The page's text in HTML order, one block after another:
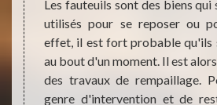
de
à
a
à
Les fauteuils sont des biens
utilisés pour se reposer ou
effet, il est fort probable qu'ils
au bout d'un moment. Il est
des travaux de rempaillage.
genre d'intervention et de